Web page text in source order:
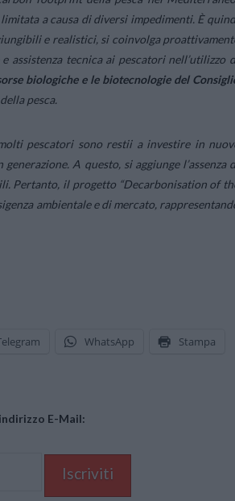
a causa di diversi impedimenti. È
e realistici, si coinvolga
assistenza tecnica ai pescatori nell’utilizzo
biologiche e le biotecnologie del
pesca.
pescatori sono restii a investire in
A questo, si aggiunge l’assenza
Pertanto, il progetto “Decarbonisation of
ambientale e di mercato,
WhatsApp Stampa
E-Mail: